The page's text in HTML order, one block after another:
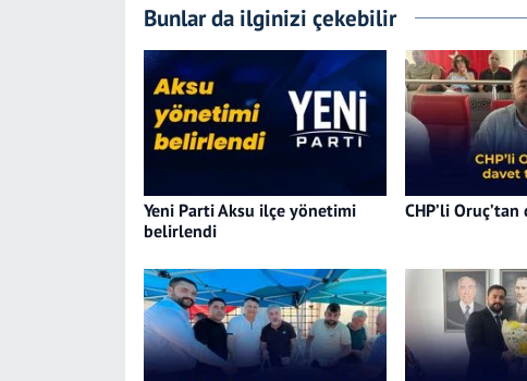
Bunlar da ilginizi çekebilir
Yeni Parti Aksu ilçe yönetimi
belirlendi
CHP’li